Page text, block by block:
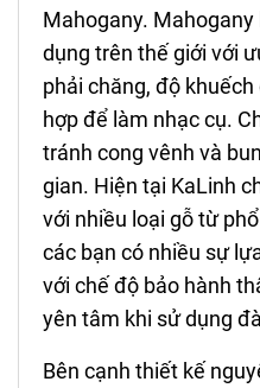
Mahogany. Mahogany
dụng trên thế giới với
phải chăng, độ
hợp để làm nhạc cụ.
tránh cong vênh và
gian. Hiện tại KaLinh
với nhiều loại gỗ từ
các bạn có nhiều sự
với chế độ bảo hành
yên tâm khi sử dụng
Bên cạnh thiết kế